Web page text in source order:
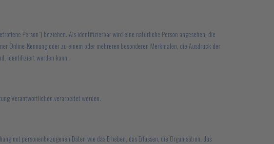
Person“) beziehen. Als identifizierbar wird eine natürliche Person angesehen, die
Online-Kennung oder zu einem oder mehreren besonderen Merkmalen, die Ausdruck der
identifiziert werden kann.
Verantwortlichen verarbeitet werden.
mit personenbezogenen Daten wie das Erheben, das Erfassen, die Organisation, das